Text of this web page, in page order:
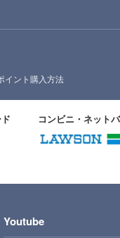
イント購入方法
コンビニ・ネット
Youtube